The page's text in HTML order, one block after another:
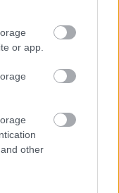
or app.
other
2 όπως δεν το